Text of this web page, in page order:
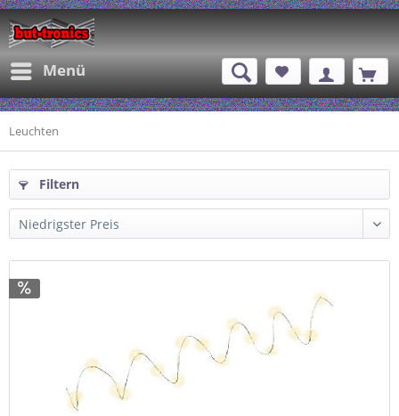
Menü
Leuchten
Filtern